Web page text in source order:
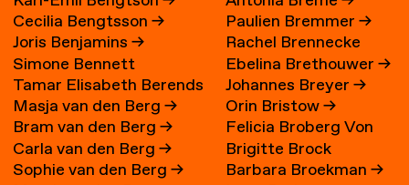
Cecilia Bengtsson→
Joris Benjamins→
Simone Bennett
Tamar Elisabeth Berends
→
Masja van den Berg→
Bram van den Berg→
Carla van den Berg→
Sophie van den Berg→
Paulien Bremmer→
Rachel Brennecke
Ebelina Brethouwer→
Johannes Breyer→
Orin Bristow→
Felicia Broberg Von
Zweigbergk
Brigitte Brock
Barbara Broekman→